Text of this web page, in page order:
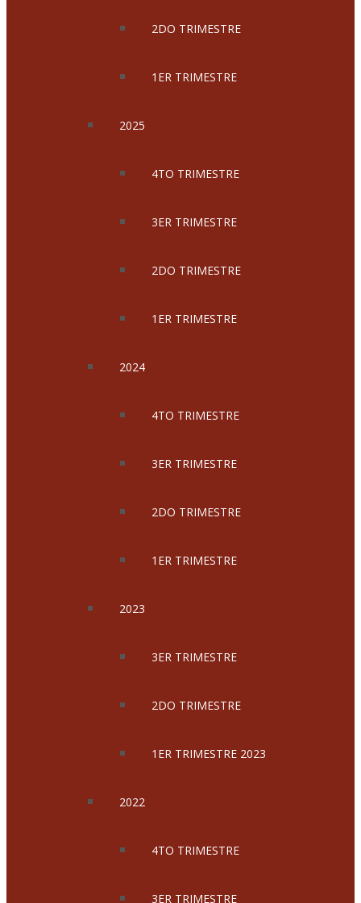
2DO TRIMESTRE
1ER TRIMESTRE
2025
4TO TRIMESTRE
3ER TRIMESTRE
2DO TRIMESTRE
1ER TRIMESTRE
2024
4TO TRIMESTRE
3ER TRIMESTRE
2DO TRIMESTRE
1ER TRIMESTRE
2023
3ER TRIMESTRE
2DO TRIMESTRE
1ER TRIMESTRE 2023
2022
4TO TRIMESTRE
3ER TRIMESTRE